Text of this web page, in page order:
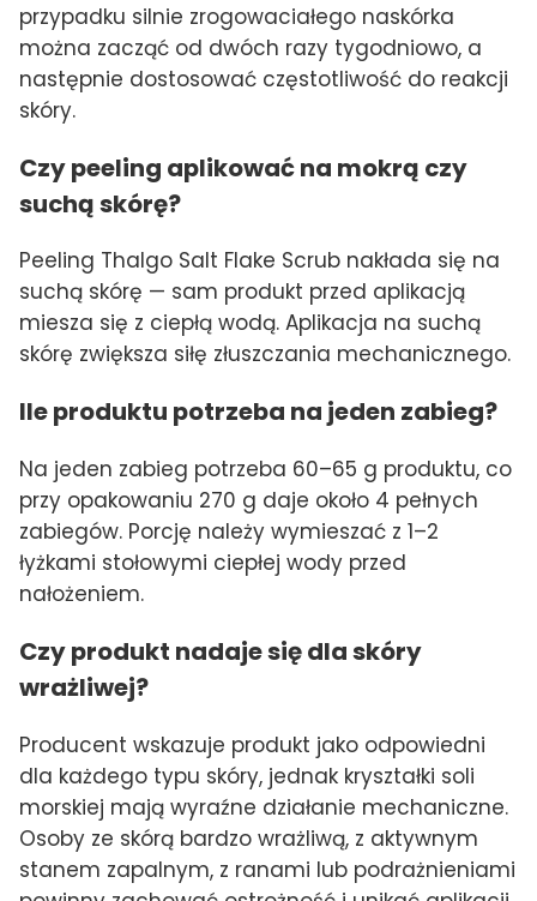
przypadku silnie zrogowaciałego naskórka
można zacząć od dwóch razy tygodniowo, a
następnie dostosować częstotliwość do reakcji
skóry.
Czy peeling aplikować na mokrą czy
suchą skórę?
Peeling Thalgo Salt Flake Scrub nakłada się na
suchą skórę — sam produkt przed aplikacją
miesza się z ciepłą wodą. Aplikacja na suchą
skórę zwiększa siłę złuszczania mechanicznego.
Ile produktu potrzeba na jeden zabieg?
Na jeden zabieg potrzeba 60–65 g produktu, co
przy opakowaniu 270 g daje około 4 pełnych
zabiegów. Porcję należy wymieszać z 1–2
łyżkami stołowymi ciepłej wody przed
nałożeniem.
Czy produkt nadaje się dla skóry
wrażliwej?
Producent wskazuje produkt jako odpowiedni
dla każdego typu skóry, jednak kryształki soli
morskiej mają wyraźne działanie mechaniczne.
Osoby ze skórą bardzo wrażliwą, z aktywnym
stanem zapalnym, z ranami lub podrażnieniami